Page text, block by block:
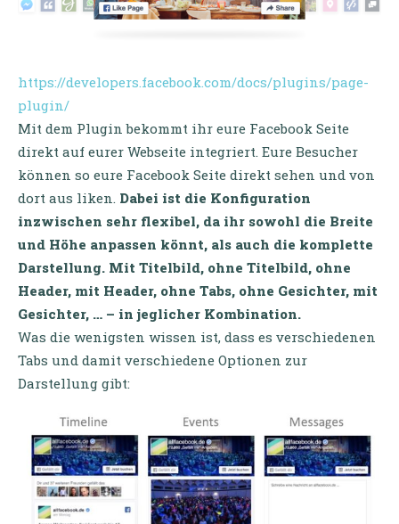
https://developers.facebook.com/docs/plugins/page-
plugin/
Mit dem Plugin bekommt ihr eure Facebook Seite
direkt auf eurer Webseite integriert. Eure Besucher
können so eure Facebook Seite direkt sehen und von
dort aus liken. Dabei ist die Konfiguration
inzwischen sehr flexibel, da ihr sowohl die Breite
und Höhe anpassen könnt, als auch die komplette
Darstellung. Mit Titelbild, ohne Titelbild, ohne
Header, mit Header, ohne Tabs, ohne Gesichter, mit
Gesichter, … – in jeglicher Kombination.
Was die wenigsten wissen ist, dass es verschiedenen
Tabs und damit verschiedene Optionen zur
Darstellung gibt: